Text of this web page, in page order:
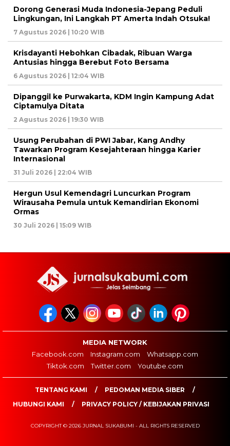
Dorong Generasi Muda Indonesia-Jepang Peduli
Lingkungan, Ini Langkah PT Amerta Indah Otsuka!
7 Agustus 2026 | 10:20 WIB
Krisdayanti Hebohkan Cibadak, Ribuan Warga
Antusias hingga Berebut Foto Bersama
6 Agustus 2026 | 12:04 WIB
Dipanggil ke Purwakarta, KDM Ingin Kampung Adat
Ciptamulya Ditata
2 Agustus 2026 | 19:30 WIB
Usung Perubahan di PWI Jabar, Kang Andhy
Tawarkan Program Kesejahteraan hingga Karier
Internasional
31 Juli 2026 | 22:04 WIB
Hergun Usul Kemendagri Luncurkan Program
Wirausaha Pemula untuk Kemandirian Ekonomi
Ormas
30 Juli 2026 | 15:09 WIB
MEDIA NETWORK
Facebook.com
Instagram.com
Whatsapp.com
Tiktok.com
Twitter.com Youtube.com
TENTANG KAMI
PEDOMAN MEDIA SIBER
HUBUNGI KAMI
PRIVACY POLICY / KEBIJAKAN PRIVASI
COPYRIGHT © 2026 JURNAL SUKABUMI - ALL RIGHTS RESERVED